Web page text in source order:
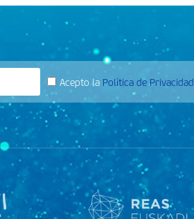
Acepto la Política de Privacidad